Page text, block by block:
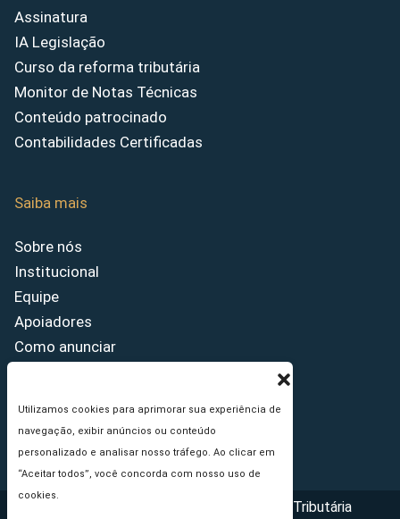
Utilizamos cookies para aprimorar sua experiência de
navegação, exibir anúncios ou conteúdo
personalizado e analisar nosso tráfego. Ao clicar em
“Aceitar todos”, você concorda com nosso uso de
cookies.
Assinatura
IA Legislação
Curso da reforma tributária
Monitor de Notas Técnicas
Conteúdo patrocinado
Contabilidades Certificadas
Saiba mais
Sobre nós
Institucional
Equipe
Apoiadores
Como anunciar
Princípios Editoriais
Copyright © 2026 - Portal da Reforma Tributária